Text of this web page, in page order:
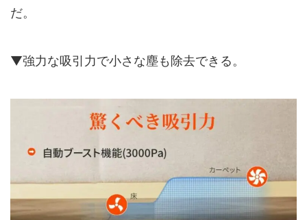
だ。
▼強力な吸引力で小さな塵も除去できる。